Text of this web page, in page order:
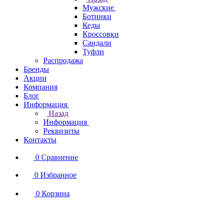
Мужские
Ботинки
Кеды
Кроссовки
Сандали
Туфли
Распродажа
Бренды
Акции
Компания
Блог
Информация
Назад
Информация
Реквизиты
Контакты
0 Сравнение
0 Избранное
0 Корзина